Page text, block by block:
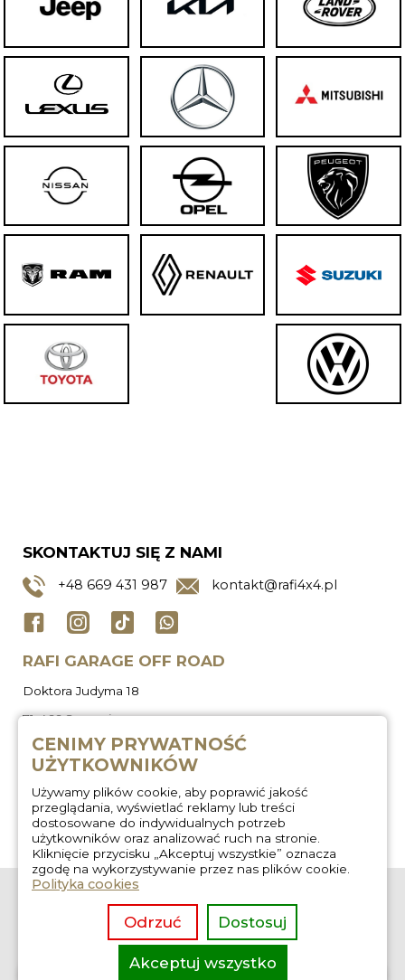
Zabudowa
wyprawowa
Wygłuszanie aut
Usługi off road
Regulamin
Kontakt
SKONTAKTUJ SIĘ Z NAMI
+48 669 431 987 kontakt@rafi4x4.pl
RAFI GARAGE OFF ROAD
Doktora Judyma 18
71-466 Szczecin
CENIMY PRYWATNOŚĆ
UŻYTKOWNIKÓW
Używamy plików cookie, aby poprawić jakość
przeglądania, wyświetlać reklamy lub treści
dostosowane do indywidualnych potrzeb
użytkowników oraz analizować ruch na stronie.
Kliknięcie przycisku „Akceptuj wszystkie” oznacza
zgodę na wykorzystywanie przez nas plików cookie.
Polityka cookies
Odrzuć Dostosuj
Akceptuj wszystko